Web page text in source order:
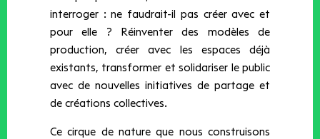
interroger : ne faudrait-il pas créer avec et
pour elle ? Réinventer des modèles de
production, créer avec les espaces déjà
existants, transformer et solidariser le public
avec de nouvelles initiatives de partage et
de créations collectives.
Ce cirque de nature que nous construisons